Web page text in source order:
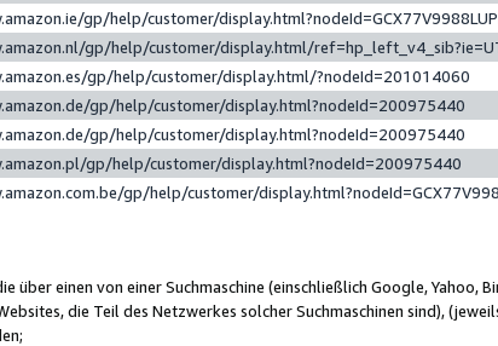
gp/help/customer/
gp/help/customer/display.html/
gp/help/customer/display.html/?nodeId=201014060
gp/help/customer/display.html?nodeId=200975440
gp/help/customer/display.html?nodeId=200975440
gp/help/customer/display.html?nodeId=200975440
gp/help/customer/
über einen von einer Suchmaschine (einschließlich Google,
die Teil des Netzwerkes solcher Suchmaschinen sind), (jeweils